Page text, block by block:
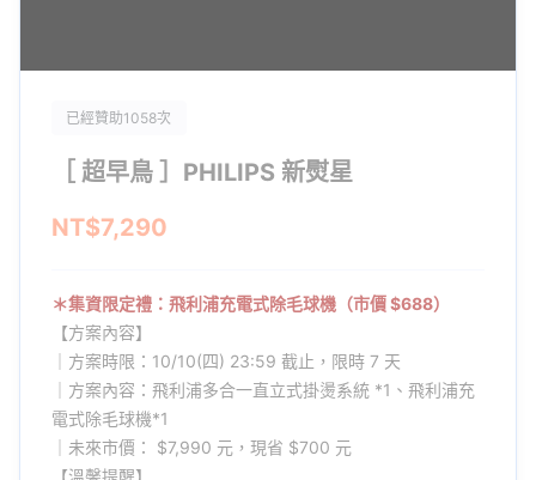
已經贊助1058次
［ 超早鳥 ］PHILIPS 新熨星
NT$7,290
＊集資限定禮：飛利浦充電式除毛球機（市價 $688）
【方案內容】
｜方案時限：10/10(四) 23:59 截止，限時 7 天
｜方案內容：飛利浦多合一直立式掛燙系統 *1、飛利浦充
電式除毛球機*1
｜未來市價： $7,990 元，現省 $700 元
【溫馨提醒】